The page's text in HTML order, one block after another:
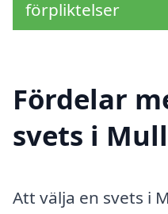
förpliktelser
Fördelar
svets i
Att välja en svets i